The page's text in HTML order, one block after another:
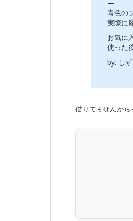
—
青色の
実際に
お気に
使った
by. し
借りてませんから